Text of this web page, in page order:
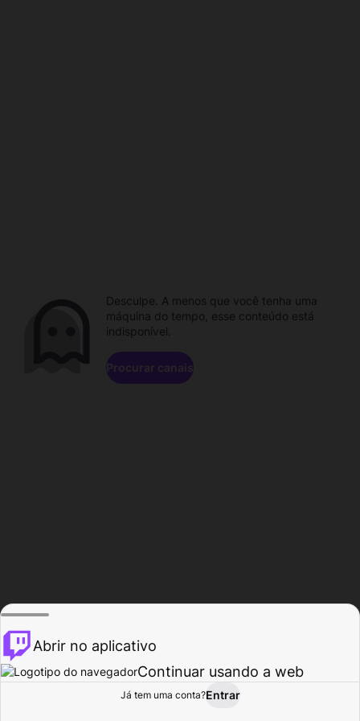
Procurar Atividade
Desculpe. A menos que você tenha uma
máquina do tempo, esse conteúdo está
indisponível.
Procurar canais
Abrir no aplicativo
Continuar usando a web
Já tem uma conta?Entrar